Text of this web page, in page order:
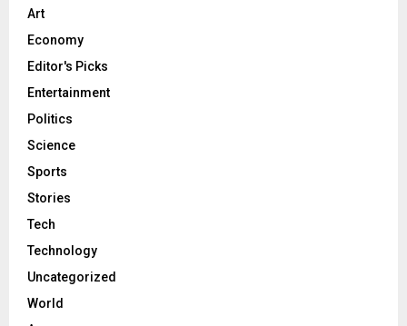
Art
Economy
Editor's Picks
Entertainment
Politics
Science
Sports
Stories
Tech
Technology
Uncategorized
World